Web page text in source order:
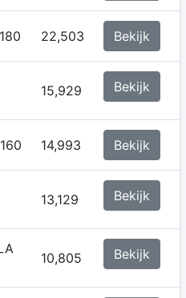
22,503 Bekijk
15,929 Bekijk
14,993 Bekijk
13,129 Bekijk
10,805 Bekijk